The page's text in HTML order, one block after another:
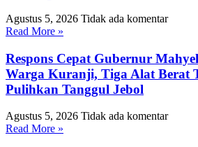
Agustus 5, 2026 Tidak ada komentar
Read More »
Respons Cepat Gubernur
Warga Kuranji, Tiga Alat Berat
Pulihkan Tanggul Jebol
Agustus 5, 2026 Tidak ada komentar
Read More »